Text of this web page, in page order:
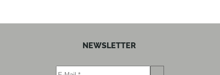
NEWSLETTER